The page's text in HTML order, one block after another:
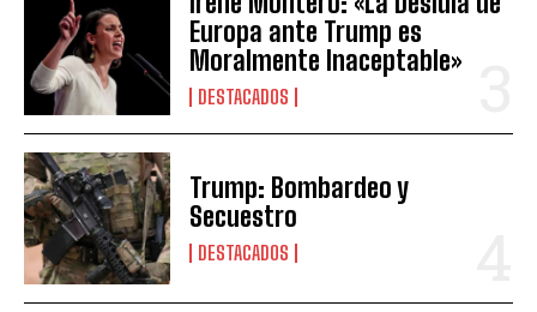
Europa ante Trump es
Moralmente Inaceptable»
DESTACADOS
Trump: Bombardeo y
Secuestro
DESTACADOS